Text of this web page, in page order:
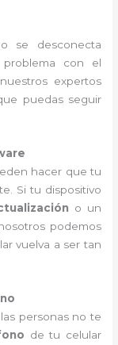
se desconecta
problema con el
expertos
puedas seguir
hacer que tu
Si tu dispositivo
o un
podemos
vuelva a ser tan
personas no te
de tu celular